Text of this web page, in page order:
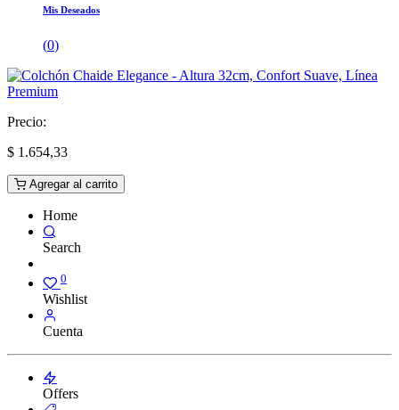
Mis Deseados
(0)
Precio:
$ 1.654,33
Agregar al carrito
Home
Search
0
Wishlist
Cuenta
Offers